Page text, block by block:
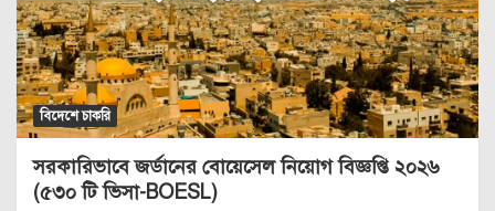
বিদেশে চাকরি
সরকারিভাবে জর্ডানের বোয়েসেল নিয়োগ বিজ্ঞপ্তি ২০২৬
(৫৩০ টি ভিসা-BOESL)